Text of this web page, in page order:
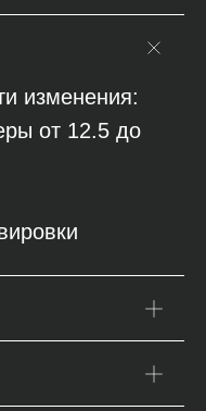
изменения:
от 12.5 до